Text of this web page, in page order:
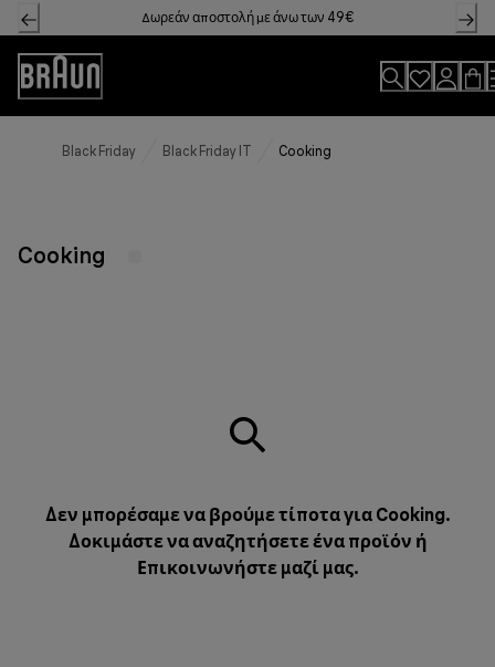
Skip
to
Content
Δωρεάν αποστολή με άνω των 49€
Accessibility
Statement
Black Friday Black Friday IT Cooking
Cooking
Δεν μπορέσαμε να βρούμε τίποτα για Cooking.
Δοκιμάστε να αναζητήσετε ένα προϊόν ή
Επικοινωνήστε μαζί μας.